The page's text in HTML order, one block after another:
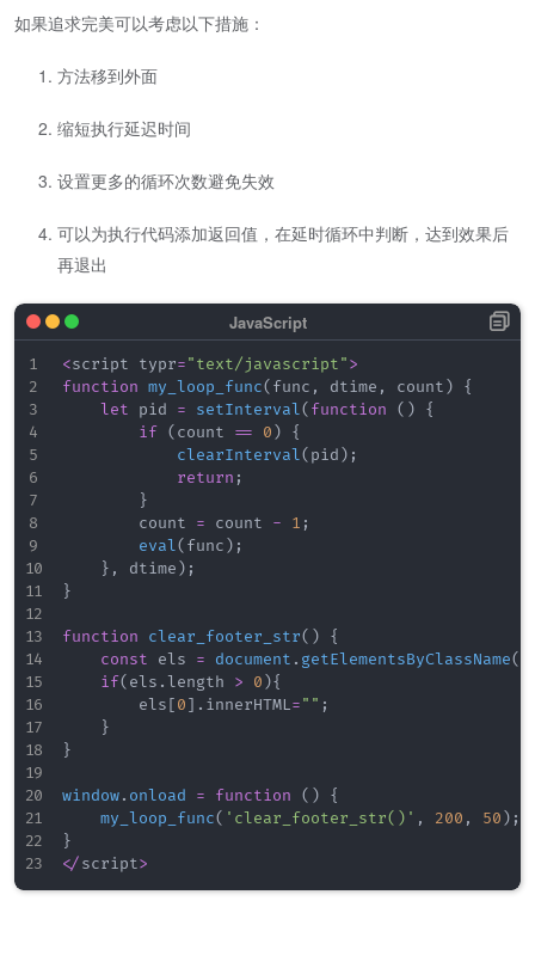
如果追求完美可以考虑以下措施：
方法移到外面
缩短执行延迟时间
设置更多的循环次数避免失效
可以为执行代码添加返回值，在延时循环中判断，达到效果后
再退出
<script typr="text/javascript">
function my_loop_func( func , dtime , count )
{
let pid = setInterval( function ( )
{
if ( count == 0 )
{
clearInterval( pid ) ;
return ;
}
        count
= count - 1 ;
eval( func ) ;
} , dtime ) ;
}
function clear_footer_str( )
{
const els = document . getElementsByClassName(
if( els .length > 0 ){
        els
[0] . innerHTML="" ;
}
}
window. onload = function ( )
{
my_loop_func( 'clear_footer_str()' , 200 , 50 ) ;
}
</script>